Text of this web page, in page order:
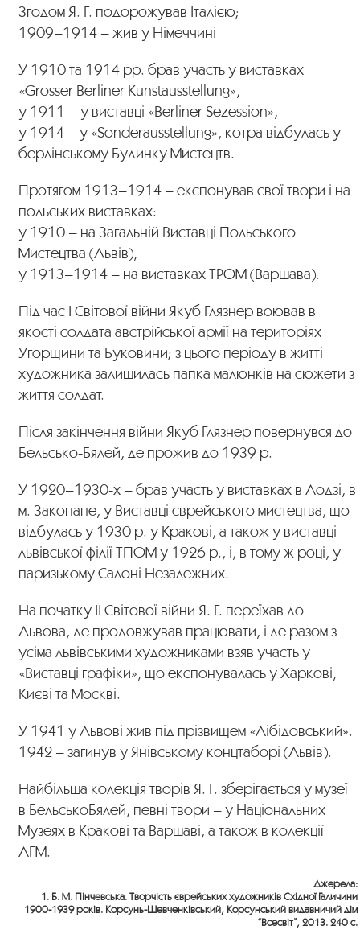
Згодом Я. Г. подорожував Італією;
1909–1914 – жив у Німеччині
У 1910 та 1914 рр. брав участь у виставках
«Grosser Berliner Kunstausstellung»,
у 1911 – у виставці «Berliner Sezession»,
у 1914 – у «Sonderausstellung», котра відбулась у
берлінському Будинку Мистецтв.
Протягом 1913–1914 – експонував свої твори і на
польських виставках:
у 1910 – на Загальній Виставці Польського
Мистецтва (Львів),
у 1913–1914 – на виставках ТРОМ (Варшава).
Під час І Світової війни Якуб Глязнер воював в
якості солдата австрійської армії на територіях
Угорщини та Буковини; з цього періоду в житті
художника залишилась папка малюнків на сюжети з
життя солдат.
Після закінчення війни Якуб Глязнер повернувся до
Бельсько-Бялей, де прожив до 1939 р.
У 1920–1930-х – брав участь у виставках в Лодзі, в
м. Закопане, у Виставці єврейського мистецтва, що
відбулась у 1930 р. у Кракові, а також у виставці
львівської філії ТПОМ у 1926 р., і, в тому ж році, у
паризькому Салоні Незалежних.
На початку ІІ Світової війни Я. Г. переїхав до
Львова, де продовжував працювати, і де разом з
усіма львівськими художниками взяв участь у
«Виставці графіки», що експонувалась у Харкові,
Києві та Москві.
У 1941 у Львові жив під прізвищем «Лібідовський».
1942 – загинув у Янівському концтаборі (Львів).
Найбільша колекція творів Я. Г. зберігається у музеї
в БельськоБялей, певні твори – у Національних
Музеях в Кракові та Варшаві, а також в колекції
ЛГМ.
Джерела:
1. Б. М. Пінчевська. Творчість єврейських художників Східної Галичини
1900-1939 років. Корсунь-Шевченківський, Корсунський видавничий дім
“Всесвіт”, 2013. 240 с.